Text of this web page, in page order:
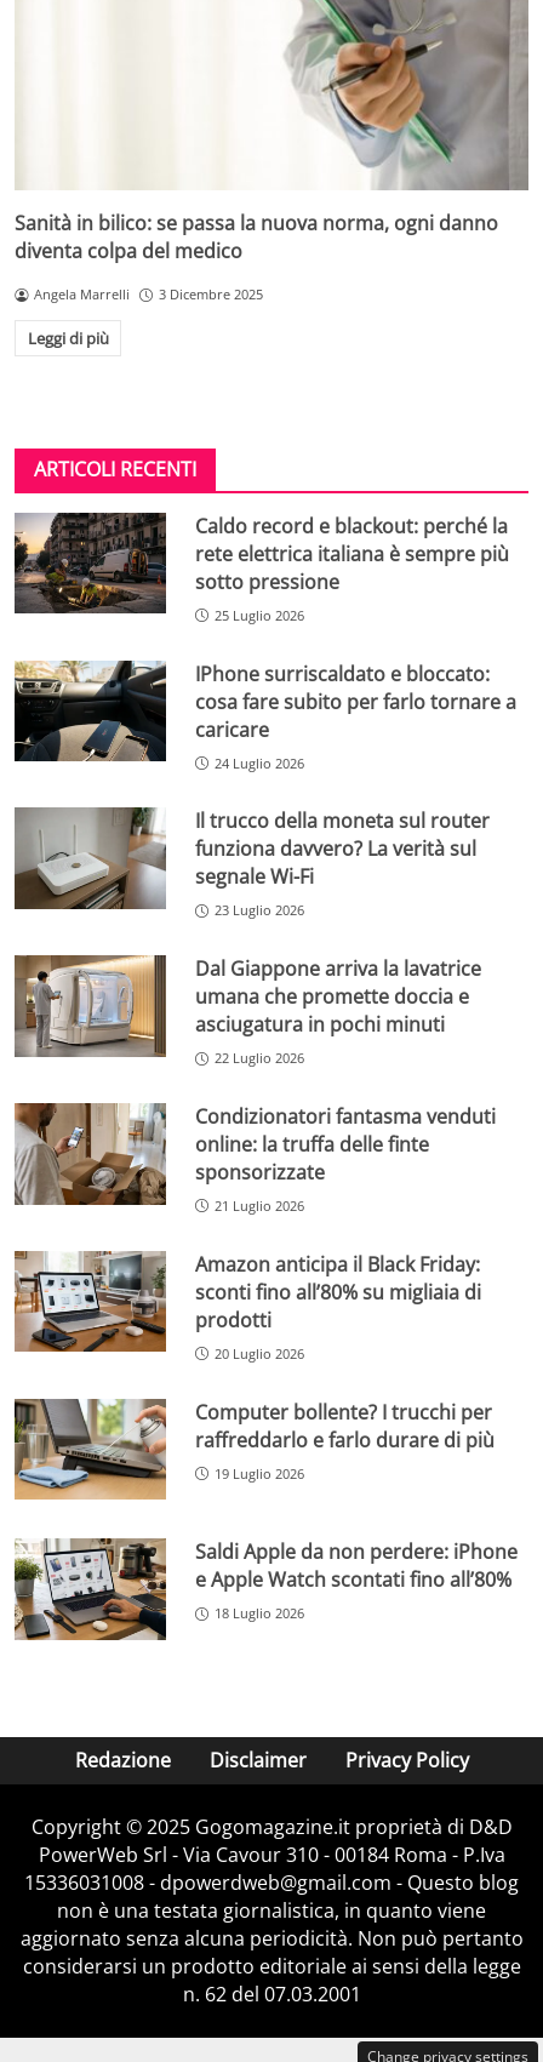
Sanità in bilico: se passa la nuova norma, ogni danno
diventa colpa del medico
Angela Marrelli 3 Dicembre 2025
Leggi di più
ARTICOLI RECENTI
Caldo record e blackout: perché la
rete elettrica italiana è sempre più
sotto pressione
25 Luglio 2026
IPhone surriscaldato e bloccato:
cosa fare subito per farlo tornare a
caricare
24 Luglio 2026
Il trucco della moneta sul router
funziona davvero? La verità sul
segnale Wi-Fi
23 Luglio 2026
Dal Giappone arriva la lavatrice
umana che promette doccia e
asciugatura in pochi minuti
22 Luglio 2026
Condizionatori fantasma venduti
online: la truffa delle finte
sponsorizzate
21 Luglio 2026
Amazon anticipa il Black Friday:
sconti fino all’80% su migliaia di
prodotti
20 Luglio 2026
Computer bollente? I trucchi per
raffreddarlo e farlo durare di più
19 Luglio 2026
Saldi Apple da non perdere: iPhone
e Apple Watch scontati fino all’80%
18 Luglio 2026
Redazione Disclaimer Privacy Policy
Copyright © 2025 Gogomagazine.it proprietà di D&D
PowerWeb Srl - Via Cavour 310 - 00184 Roma - P.Iva
15336031008 - dpowerdweb@gmail.com - Questo blog
non è una testata giornalistica, in quanto viene
aggiornato senza alcuna periodicità. Non può pertanto
considerarsi un prodotto editoriale ai sensi della legge
n. 62 del 07.03.2001
Change privacy settings